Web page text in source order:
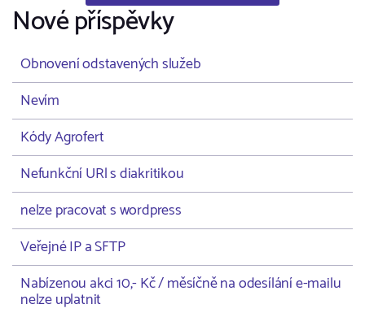
Nové příspěvky
Obnovení odstavených služeb
Nevím
Kódy Agrofert
Nefunkční URl s diakritikou
nelze pracovat s wordpress
Veřejné IP a SFTP
Nabízenou akci 10,- Kč / měsíčně na odesílání e-mailu
nelze uplatnit